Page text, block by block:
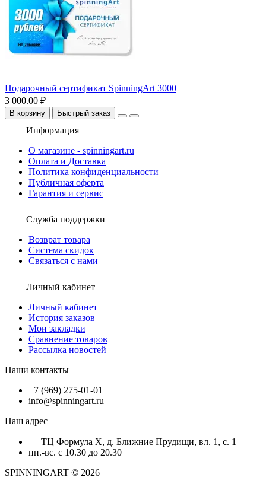
Подарочный сертификат SpinningArt 3000
3 000.00 ₽
В корзину Быстрый заказ
Информация
О магазине - spinningart.ru
Оплата и Доставка
Политика конфиденциальности
Публичная оферта
Гарантия и сервис
Служба поддержки
Возврат товара
Система скидок
Связаться с нами
Личный кабинет
Личный кабинет
История заказов
Мои закладки
Сравнение товаров
Рассылка новостей
Наши контакты
+7 (969) 275-01-01
info@spinningart.ru
Наш адрес
ТЦ Формула X, д. Ближние Прудищи, вл. 1, с. 1
пн.-вс. с 10.30 до 20.30
SPINNINGART © 2026